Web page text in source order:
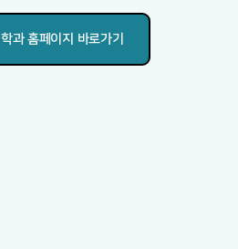
학과 홈페이지 바로가기